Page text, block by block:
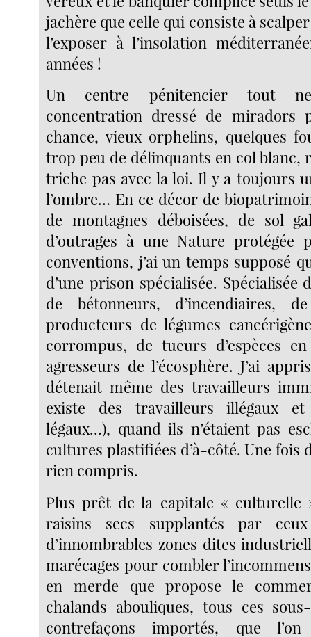
jachère que celle qui consiste à
l’exposer à l’insolation
années !
Un centre pénitencier tout
concentration dressé de miradors
chance, vieux orphelins, quelques
trop peu de délinquants en col blanc,
triche pas avec la loi. Il y a toujours
l’ombre… En ce décor de
de montagnes déboisées, de sol
d’outrages à une Nature
conventions, j’ai un temps supposé
d’une prison spécialisée. Spécialisée
de bétonneurs, d’incendiaires,
producteurs de légumes
corrompus, de tueurs d’espèces
agresseurs de l’écosphère. J’ai
détenait même des travailleurs
existe des travailleurs illégaux
légaux...), quand ils n’étaient pas
cultures plastifiées d’à-côté. Une fois
rien compris.
Plus prêt de la capitale « culturelle
raisins secs supplantés par
d’innombrables zones dites
marécages pour combler
en merde que propose le
chalands abouliques, tous ces
contrefaçons importés, que